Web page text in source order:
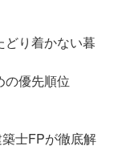
り着かない暮
の優先順位
士FPが徹底解